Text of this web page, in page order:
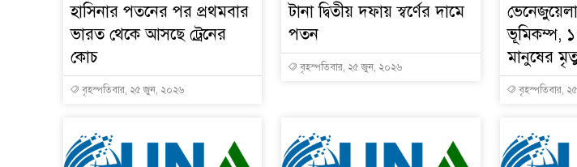
হাসিনার পতনের পর প্রথমবার
ভারত থেকে আসছে ট্রেনের
কোচ
বৃহস্পতিবার, ২৫ জুন, ২০২৬
টানা দ্বিতীয় দফায় স্বর্ণের দামে
পতন
বৃহস্পতিবার, ২৫ জুন, ২০২৬
ভূমিকম্প, ১
মানুষের
বৃহস্পতিবার,